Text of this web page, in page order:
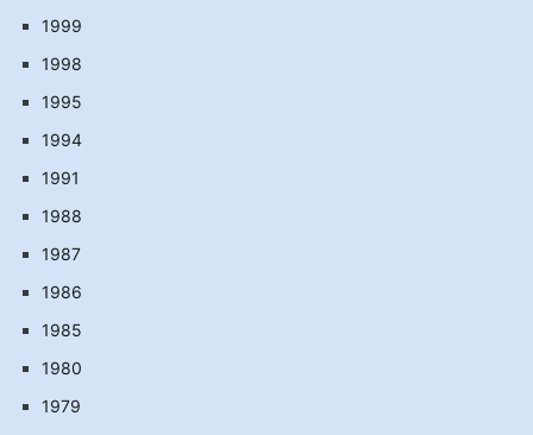
1999
1998
1995
1994
1991
1988
1987
1986
1985
1980
1979